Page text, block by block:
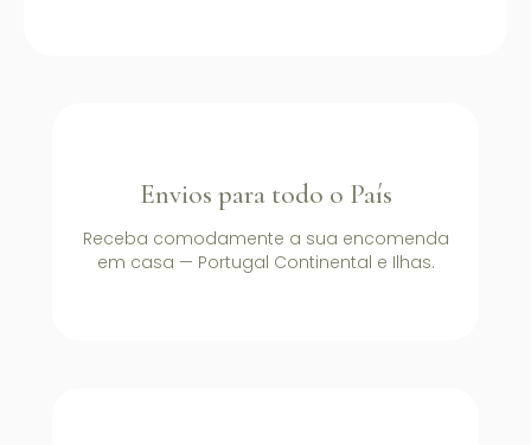
Envios para todo o País
Receba comodamente a sua encomenda
em casa — Portugal Continental e Ilhas.